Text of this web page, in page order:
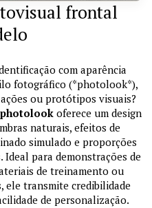
frontal
com aparência
fotográfico (*photolook*),
ou protótipos visuais?
oferece um design
naturais, efeitos de
simulado e proporções
para demonstrações de
de treinamento ou
ele transmite credibilidade
de personalização.